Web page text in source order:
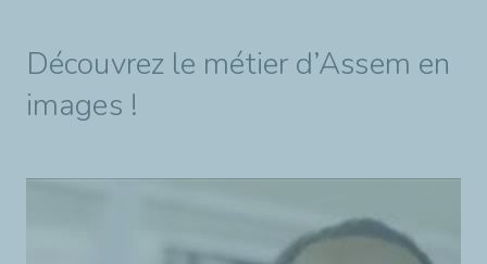
Découvrez le métier d’Assem en
images !